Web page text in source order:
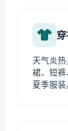
天气炎
裙、短
夏季服装